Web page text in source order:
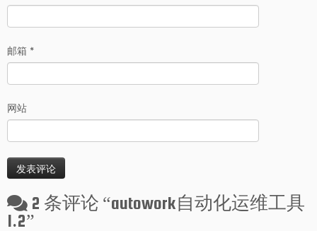
邮箱 *
网站
2 条评论 “autowork自动化运维工具
1.2”